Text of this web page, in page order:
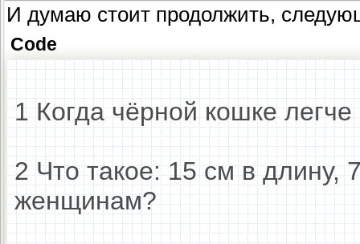
И думаю стоит продолжить,
Code
1 Когда чёрной кошке
2 Что такое: 15 см в длину,
женщинам?